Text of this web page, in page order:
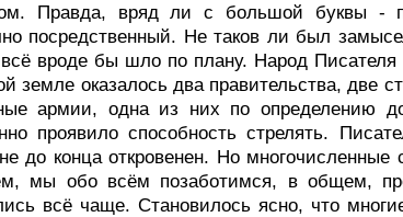
Правда, вряд ли с большой буквы -
посредственный. Hе таков ли был
вроде бы шло по плану. Hарод
земле оказалось два правительства, две
армии, одна из них по определению
проявило способность стрелять.
до конца откровенен. Hо
мы обо всём позаботимся, в общем,
всё чаще. Становилось ясно, что